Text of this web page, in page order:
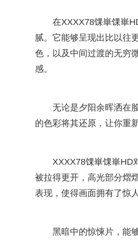
在XXXX78馃崋馃崋
腻。它能够呈现出比以往
色，以及中间过渡的无穷
感。
无论是夕阳余晖洒在
的色彩将其还原，让你重
XXXX78馃崋馃崋HD
被拉得更开，高光部分熠
表现，使得画面拥有了惊
黑暗中的惊悚片，能